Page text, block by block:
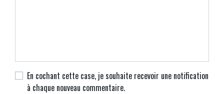
En cochant cette case, je souhaite recevoir une notification
à chaque nouveau commentaire.